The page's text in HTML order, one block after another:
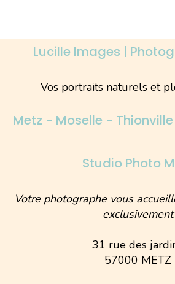
Lucille Images |
Vos portraits naturels et
Metz - Moselle -
Studio Photo
Votre photographe vous
exclusivement
31 rue des
57000 METZ